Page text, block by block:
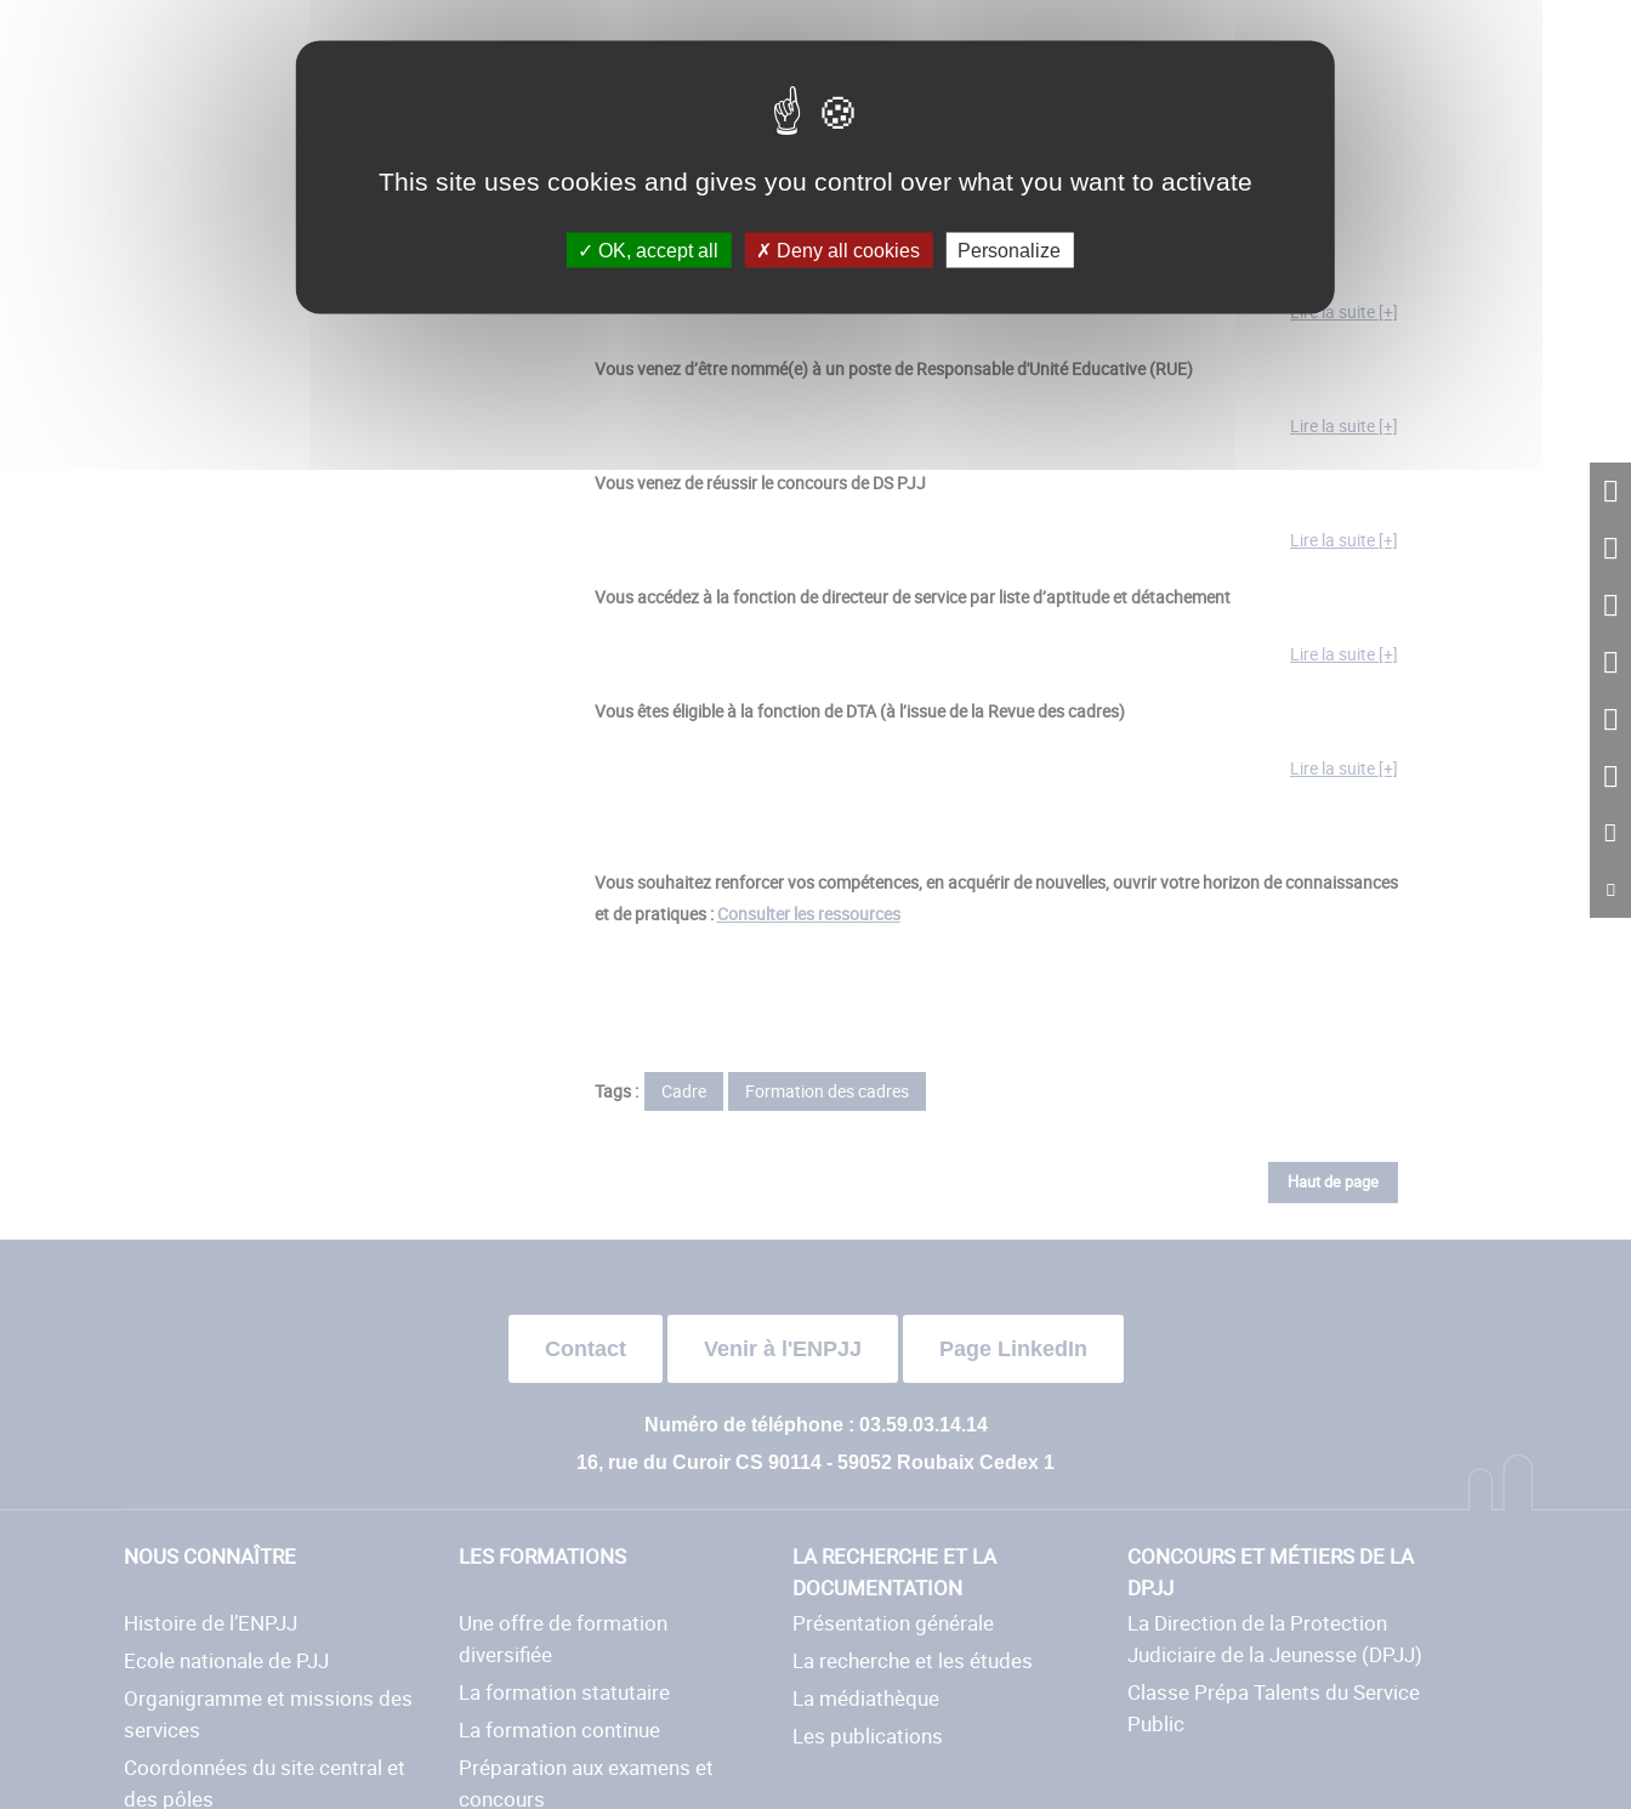
Vous êtes éligible à la fonction de Responsable d’unité éducative (
Lire la suite [+]
Vous venez d’être nommé(e) à un poste de Responsable d'Unité Educative (RUE)
Lire la suite [+]
Vous venez de réussir le concours de DS PJJ
Lire la suite [+]
Vous accédez à la fonction de directeur de service par liste d’aptitude et détachement
Lire la suite [+]
Vous êtes éligible à la fonction de DTA (à l’issue de la Revue des cadres)
Lire la suite [+]
Vous souhaitez renforcer vos compétences, en acquérir de nouvelles, ouvrir votre horizon de connaissances
et de pratiques : Consulter les ressources
Tags : Cadre Formation des cadres
Haut de page
Contact Venir à l'ENPJJ Page LinkedIn
Numéro de téléphone : 03.59.03.14.14
16, rue du Curoir CS 90114 - 59052 Roubaix Cedex 1
NOUS CONNAÎTRE
Histoire de l’ENPJJ
Ecole nationale de PJJ
Organigramme et missions des
services
Coordonnées du site central et
des pôles
LES FORMATIONS
Une offre de formation
diversifiée
La formation statutaire
La formation continue
Préparation aux examens et
concours
LA RECHERCHE ET LA
DOCUMENTATION
Présentation générale
La recherche et les études
La médiathèque
Les publications
CONCOURS ET MÉTIERS DE LA
DPJJ
La Direction de la Protection
Judiciaire de la Jeunesse (DPJJ)
Classe Prépa Talents du Service
Public
This site uses cookies and gives you control over what you want to activate
OK, accept all Deny all cookies Personalize